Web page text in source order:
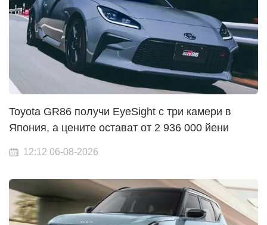
Toyota GR86 получи EyeSight с три камери в
Япония, а цените остават от 2 936 000 йени
12:12 06-08-2026